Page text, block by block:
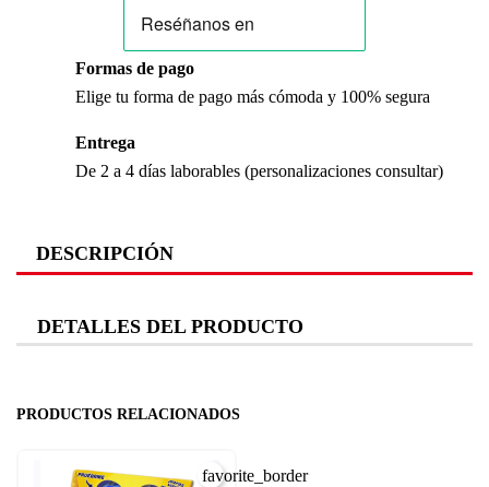
Formas de pago
Elige tu forma de pago más cómoda y 100% segura
Entrega
De 2 a 4 días laborables (personalizaciones consultar)
DESCRIPCIÓN
DETALLES DEL PRODUCTO
PRODUCTOS RELACIONADOS
favorite_border